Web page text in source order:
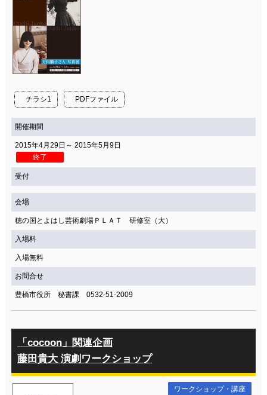
チラシ1 PDFファイル
開催期間
2015年4月29日～ 2015年5月9日
終了
受付
会場
穂の国とよはし芸術劇場ＰＬＡＴ 研修室（大）
入場料
入場無料
お問合せ
豊橋市役所 秘書課 0532-51-2009
「cocoon」関連企画
藤田貴大 演劇ワークショップ
ワークショップ・講座